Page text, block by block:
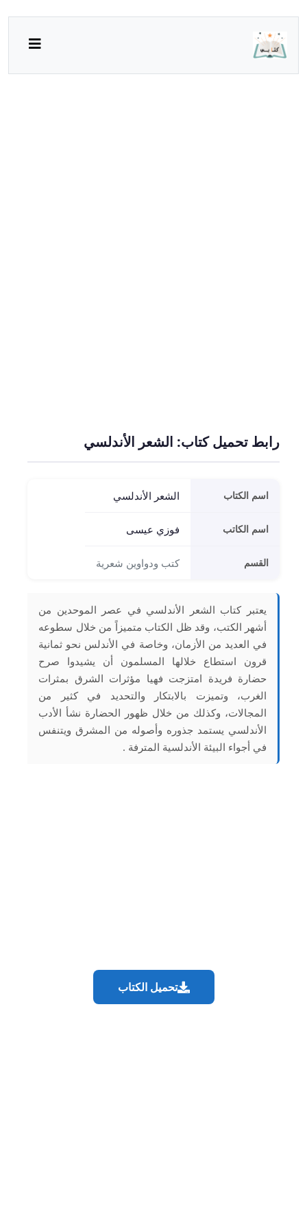
رابط تحميل كتاب: الشعر الأندلسي
اسم الكتاب الشعر الأندلسي
اسم الكاتب فوزي عيسى
القسم كتب ودواوين شعرية
يعتبر كتاب الشعر الأندلسي في عصر الموحدين من
أشهر الكتب، وقد ظل الكتاب متميزاً من خلال سطوعه
في العديد من الأزمان، وخاصة في الأندلس نحو ثمانية
قرون استطاع خلالها المسلمون أن يشيدوا صرح
حضارة فريدة امتزجت فهيا مؤثرات الشرق بمثرات
الغرب، وتميزت بالابتكار والتحديد في كثير من
المجالات، وكذلك من خلال ظهور الحضارة نشأ الأدب
الأندلسي يستمد جذوره وأصوله من المشرق ويتنفس
في أجواء البيئة الأندلسية المترفة .
تحميل الكتاب